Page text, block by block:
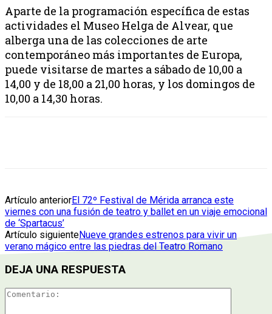
Aparte de la programación específica de estas
actividades el Museo Helga de Alvear, que
alberga una de las colecciones de arte
contemporáneo más importantes de Europa,
puede visitarse de martes a sábado de 10,00 a
14,00 y de 18,00 a 21,00 horas, y los domingos de
10,00 a 14,30 horas.
Artículo anteriorEl 72º Festival de Mérida arranca este
viernes con una fusión de teatro y ballet en un viaje emocional
de ‘Spartacus’
Artículo siguienteNueve grandes estrenos para vivir un
verano mágico entre las piedras del Teatro Romano
DEJA UNA RESPUESTA